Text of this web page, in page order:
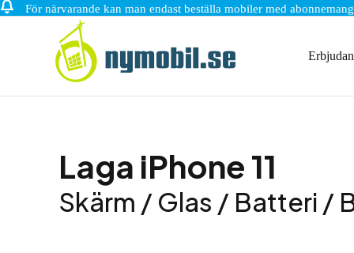
För närvarande kan man endast beställa mobiler med
Laga iPhone 11
Skärm / Glas / Batteri /